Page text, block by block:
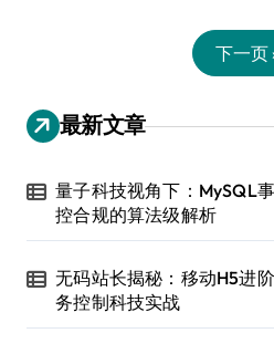
下一页
最新文章
量子科技视角下：MySQL
控合规的算法级解析
无码站长揭秘：移动H5进
务控制科技实战